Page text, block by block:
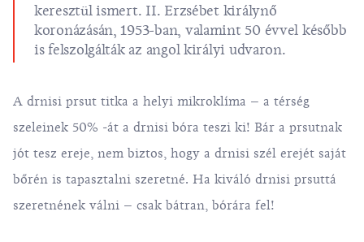
keresztül ismert. II. Erzsébet királynő
koronázásán, 1953-ban, valamint 50 évvel később
is felszolgálták az angol királyi udvaron.
A drnisi prsut titka a helyi mikroklíma – a térség
szeleinek 50% -át a drnisi bóra teszi ki! Bár a prsutnak
jót tesz ereje, nem biztos, hogy a drnisi szél erejét saját
bőrén is tapasztalni szeretné. Ha kiváló drnisi prsuttá
szeretnének válni – csak bátran, bórára fel!